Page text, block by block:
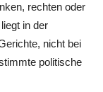
rechten oder
in der
nicht bei
politische